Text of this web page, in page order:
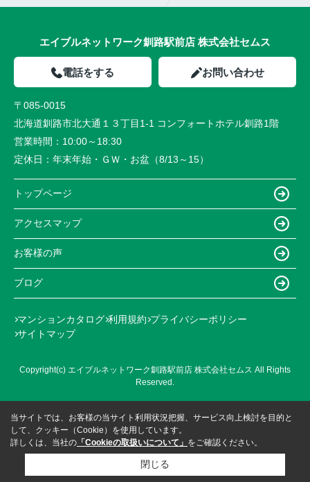
エイブルネットワーク釧路駅前店 株式会社セムス
電話をする お問い合わせ
〒085-0015
北海道釧路市北大通１３丁目1-1 コンフォートホテル釧路1階
営業時間： 10:00～18:30
定休日： 年末年始・ＧＷ・お盆（8/13～15）
トップページ
アクセスマップ
お客様の声
ブログ
マンションカタログ 利用規約 プライバシーポリシー
サイトマップ
Copyright(c) エイブルネットワーク釧路駅前店 株式会社セムス All Rights
Reserved.
当サイトでは、お客様の当サイト利用状況把握、サービス向上検討を目的と
して、クッキー（Cookie）を使用しています。
詳しくは、当社の 「Cookieの取扱いについて」 をご確認ください。
閉じる